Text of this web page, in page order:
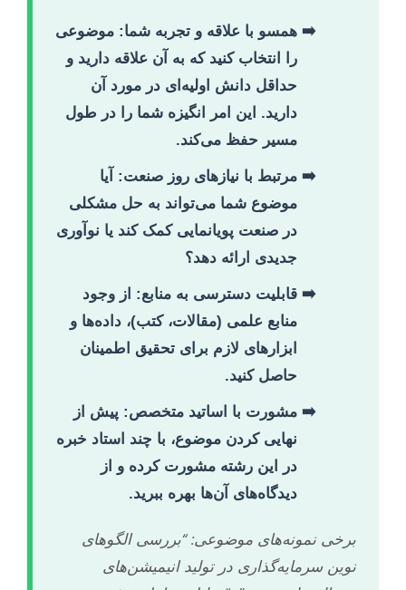
همسو با علاقه و تجربه شما: موضوعی
را انتخاب کنید که به آن علاقه دارید و
حداقل دانش اولیه‌ای در مورد آن
دارید. این امر انگیزه شما را در طول
مسیر حفظ می‌کند.
مرتبط با نیازهای روز صنعت: آیا
موضوع شما می‌تواند به حل مشکلی
در صنعت پویانمایی کمک کند یا نوآوری
جدیدی ارائه دهد؟
قابلیت دسترسی به منابع: از وجود
منابع علمی (مقالات، کتب)، داده‌ها و
ابزارهای لازم برای تحقیق اطمینان
حاصل کنید.
مشورت با اساتید متخصص: پیش از
نهایی کردن موضوع، با چند استاد خبره
در این رشته مشورت کرده و از
دیدگاه‌های آن‌ها بهره ببرید.
برخی نمونه‌های موضوعی: “بررسی الگوهای
نوین سرمایه‌گذاری در تولید انیمیشن‌های